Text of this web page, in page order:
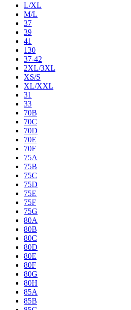
L/XL
M/L
37
39
41
130
37-42
2XL/3XL
XS/S
XL/XXL
31
33
70B
70C
70D
70E
70F
75A
75B
75C
75D
75E
75F
75G
80A
80B
80C
80D
80E
80F
80G
80H
85A
85B